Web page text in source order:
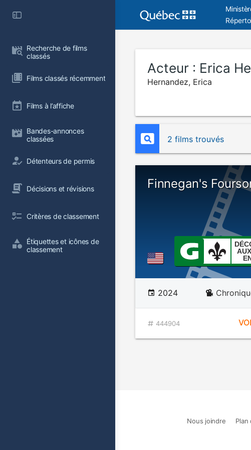
Recherche de films
classés
Films classés récemment
Films à l’affiche
Bandes-annonces
classées
Détenteurs de permis
Décisions et révisions
Critères de classement
Étiquettes et icônes de
classement
Acteur : Erica
Hernandez, Erica
2 films trouvés
Finnegan's
2024
444904
Nous joindre Plan